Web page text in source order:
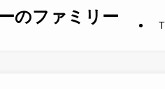
のファミリー